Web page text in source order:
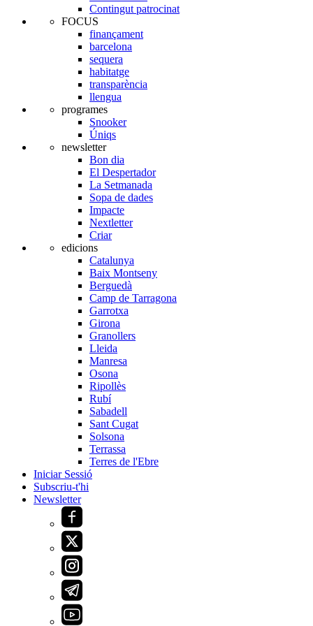
Contingut patrocinat
FOCUS
finançament
barcelona
sequera
habitatge
transparència
llengua
programes
Snooker
Úniqs
newsletter
Bon dia
El Despertador
La Setmanada
Sopa de dades
Impacte
Nextletter
Criar
edicions
Catalunya
Baix Montseny
Berguedà
Camp de Tarragona
Garrotxa
Girona
Granollers
Lleida
Manresa
Osona
Ripollès
Rubí
Sabadell
Sant Cugat
Solsona
Terrassa
Terres de l'Ebre
Iniciar Sessió
Subscriu-t'hi
Newsletter